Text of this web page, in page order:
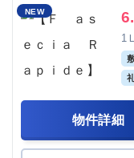
NEW
1
物件詳細